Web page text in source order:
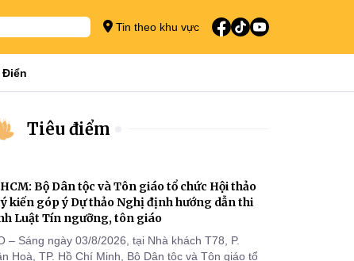
Tin theo khu vực
Điển
Tiêu điểm
Bộ Dân tộc và Tôn giáo tổ chức Hội thảo
kiến góp ý Dự thảo Nghị định hướng dẫn thi
Luật Tín ngưỡng, tôn giáo
– Sáng ngày 03/8/2026, tại Nhà khách T78, P.
Hoà, TP. Hồ Chí Minh, Bộ Dân tộc và Tôn giáo tổ